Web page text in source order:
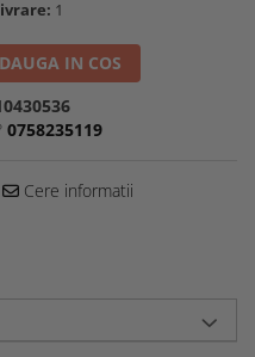
1
IN COS
0758235119
Cere informatii